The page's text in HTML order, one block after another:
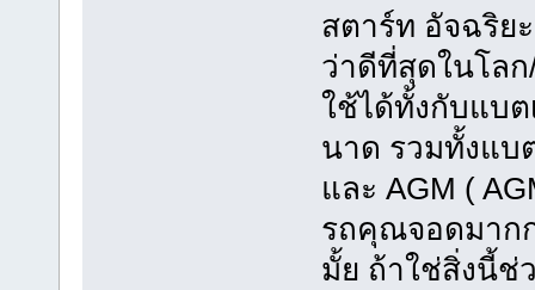
สตาร์ท อัจฉริย
ว่าดีที่สุดในโล
ใช้ได้ทั้งกับแบ
นาด รวมทั้งแบ
และ AGM (
รถคุณจอดมาก
มั้ย ถ้าใช่สิ่งนี้